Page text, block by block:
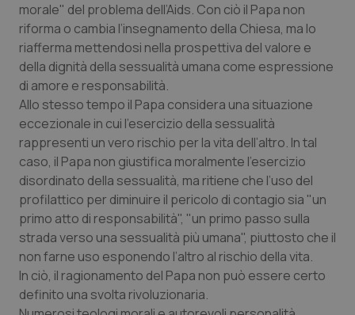
Sangue & coagulazione
Tiroide
Tumore al seno
Tumore ovarico
Tumori del Polmone & Testa Collo
Tumori gastrointestinali
Ulcera & Reflusso
Vaccini
morale" del problema dell’Aids. Con ciò il Papa non
riforma o cambia l’insegnamento della Chiesa, ma lo
riafferma mettendosi nella prospettiva del valore e
della dignità della sessualità umana come espressione
di amore e responsabilità.
Allo stesso tempo il Papa considera una situazione
eccezionale in cui l’esercizio della sessualità
rappresenti un vero rischio per la vita dell’altro. In tal
caso, il Papa non giustifica moralmente l’esercizio
disordinato della sessualità, ma ritiene che l’uso del
profilattico per diminuire il pericolo di contagio sia "un
primo atto di responsabilità", "un primo passo sulla
strada verso una sessualità più umana", piuttosto che il
non farne uso esponendo l’altro al rischio della vita.
In ciò, il ragionamento del Papa non può essere certo
definito una svolta rivoluzionaria.